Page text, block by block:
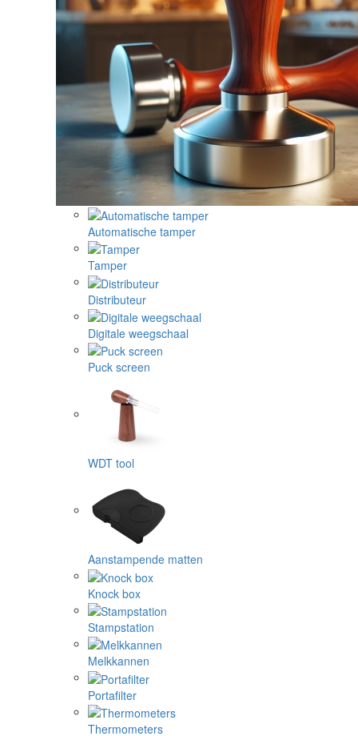
Automatische tamper
Tamper
Distributeur
Digitale weegschaal
Puck screen
WDT tool
Aanstampende matten
Knock box
Stampstation
Melkkannen
Portafilter
Thermometers